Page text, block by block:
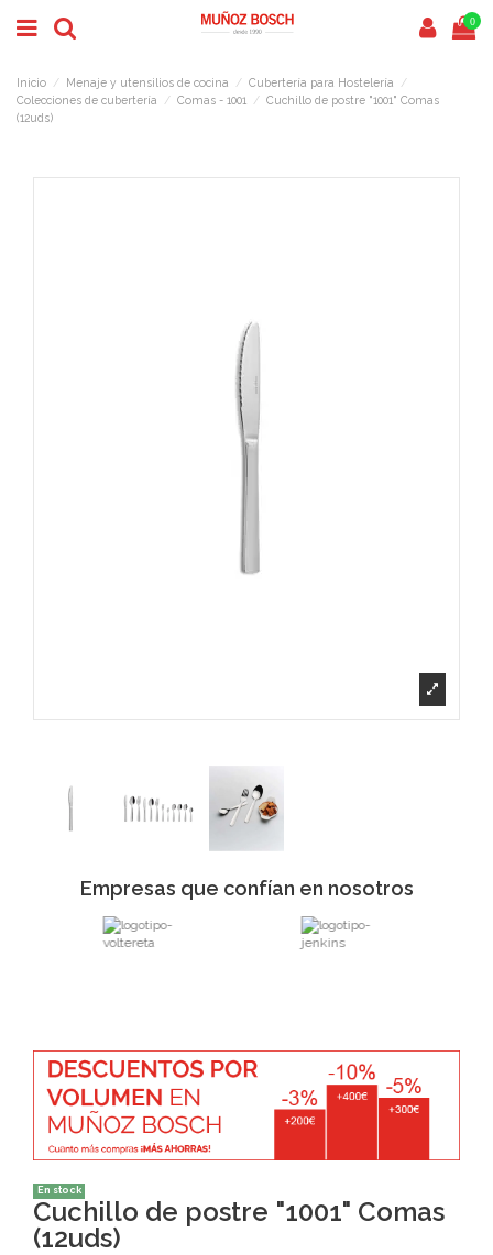
0
Inicio Menaje y utensilios de cocina
Cubertería para Hostelería
Colecciones de cubertería
Comas - 1001
Cuchillo de postre "1001" Comas
(12uds)
Empresas que confían en nosotros
En stock
Cuchillo de postre "1001" Comas
(12uds)